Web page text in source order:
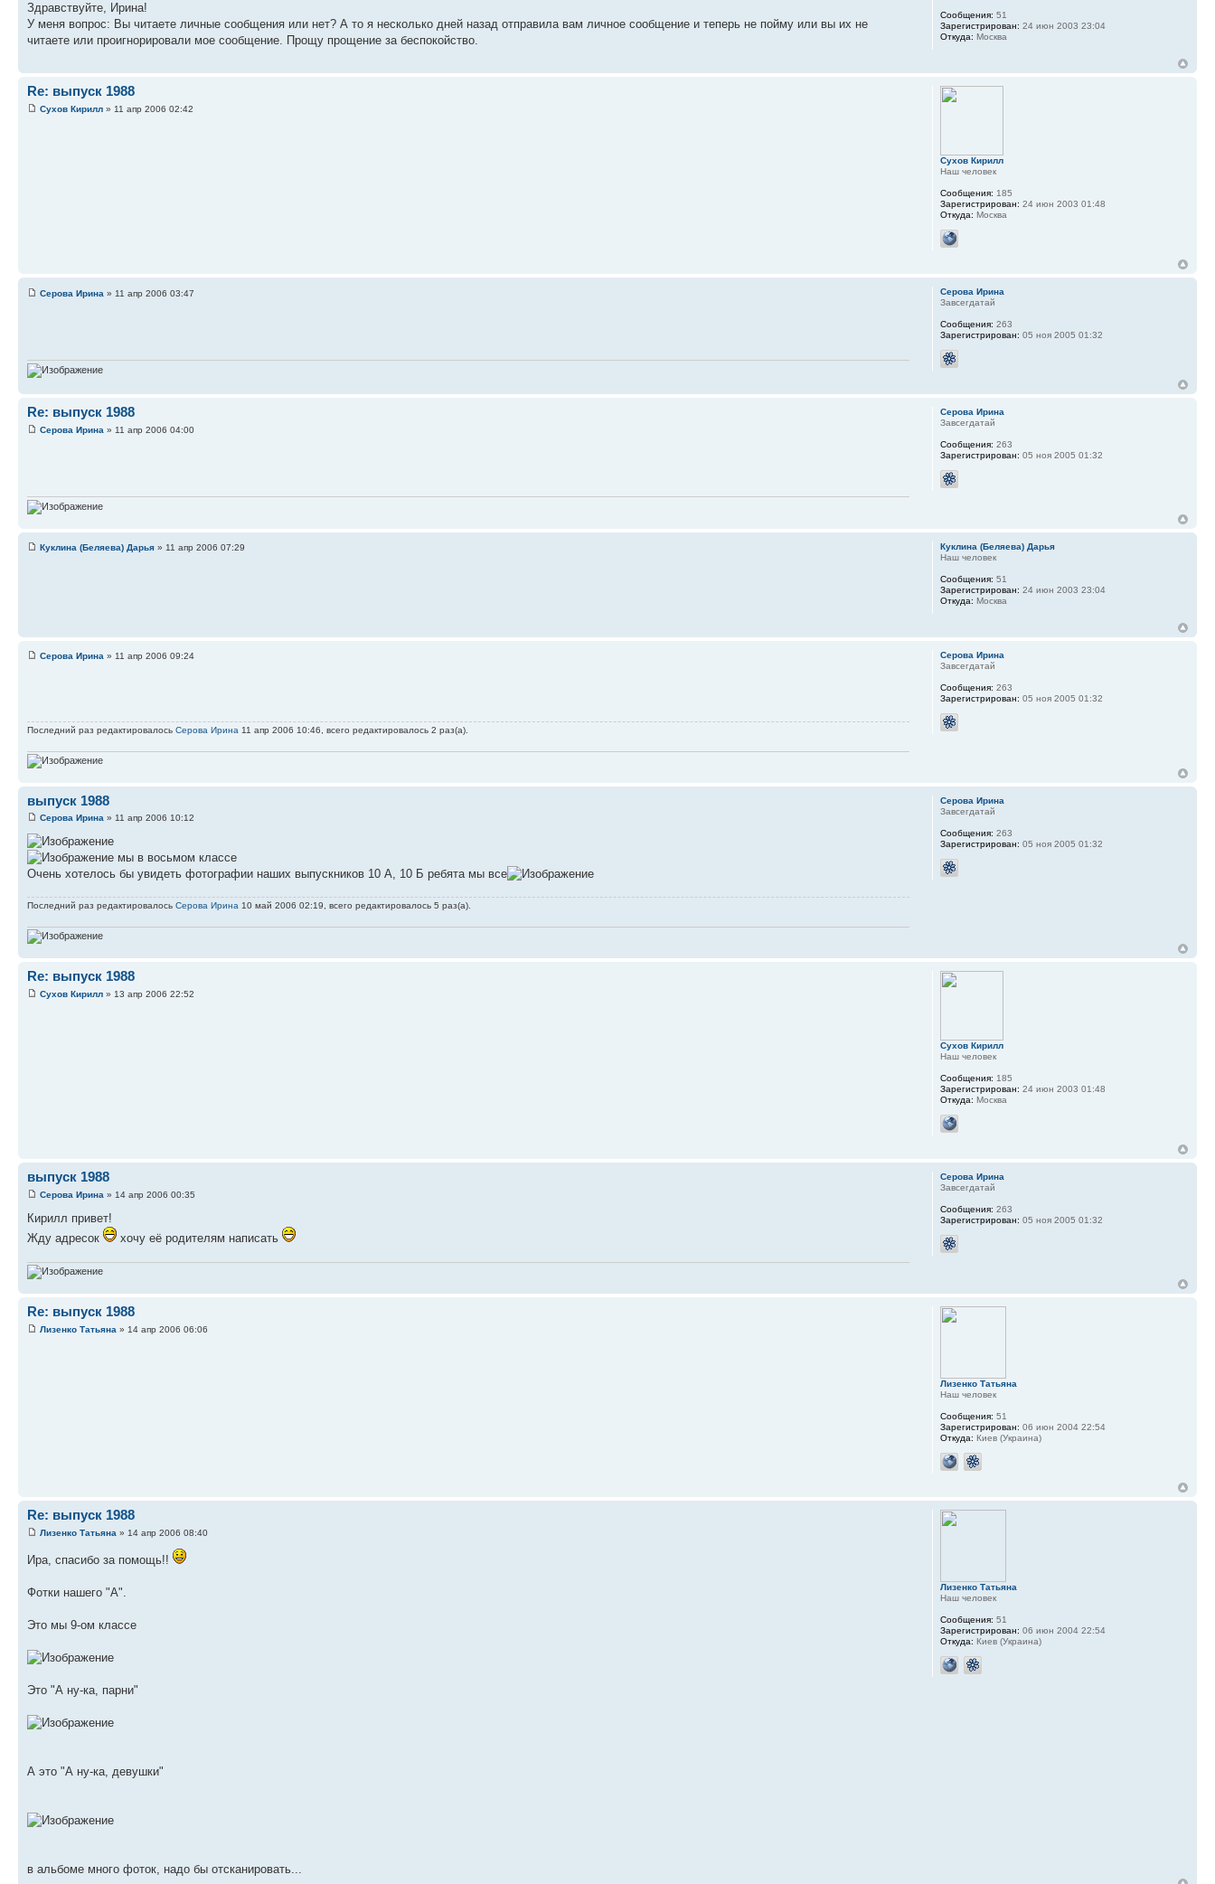
Здравствуйте, Ирина!
У меня вопрос: Вы читаете личные сообщения или нет? А то я несколько дней назад отправила вам личное сообщение и теперь не пойму или вы их не
читаете или проигнорировали мое сообщение. Прощу прощение за беспокойство.
Сообщения: 51
Зарегистрирован: 24 июн 2003 23:04
Откуда: Москва
Re: выпуск 1988
Сухов Кирилл » 11 апр 2006 02:42
Сухов Кирилл
Наш человек
Сообщения: 185
Зарегистрирован: 24 июн 2003 01:48
Откуда: Москва
Серова Ирина » 11 апр 2006 03:47
Серова Ирина
Завсегдатай
Сообщения: 263
Зарегистрирован: 05 ноя 2005 01:32
Re: выпуск 1988
Серова Ирина » 11 апр 2006 04:00
Серова Ирина
Завсегдатай
Сообщения: 263
Зарегистрирован: 05 ноя 2005 01:32
Куклина (Беляева) Дарья » 11 апр 2006 07:29
Куклина (Беляева) Дарья
Наш человек
Сообщения: 51
Зарегистрирован: 24 июн 2003 23:04
Откуда: Москва
Серова Ирина » 11 апр 2006 09:24
Последний раз редактировалось Серова Ирина 11 апр 2006 10:46, всего редактировалось 2 раз(а).
Серова Ирина
Завсегдатай
Сообщения: 263
Зарегистрирован: 05 ноя 2005 01:32
выпуск 1988
Серова Ирина » 11 апр 2006 10:12
мы в восьмом классе
Очень хотелось бы увидеть фотографии наших выпускников 10 А, 10 Б ребята мы все
Последний раз редактировалось Серова Ирина 10 май 2006 02:19, всего редактировалось 5 раз(а).
Серова Ирина
Завсегдатай
Сообщения: 263
Зарегистрирован: 05 ноя 2005 01:32
Re: выпуск 1988
Сухов Кирилл » 13 апр 2006 22:52
Сухов Кирилл
Наш человек
Сообщения: 185
Зарегистрирован: 24 июн 2003 01:48
Откуда: Москва
выпуск 1988
Серова Ирина » 14 апр 2006 00:35
Кирилл привет!
Жду адресок
хочу её родителям написать
Серова Ирина
Завсегдатай
Сообщения: 263
Зарегистрирован: 05 ноя 2005 01:32
Re: выпуск 1988
Лизенко Татьяна » 14 апр 2006 06:06
Лизенко Татьяна
Наш человек
Сообщения: 51
Зарегистрирован: 06 июн 2004 22:54
Откуда: Киев (Украина)
Re: выпуск 1988
Лизенко Татьяна » 14 апр 2006 08:40
Ира, спасибо за помощь!!
Фотки нашего "А".
Это мы 9-ом классе
Это "А ну-ка, парни"
А это "А ну-ка, девушки"
в альбоме много фоток, надо бы отсканировать...
Лизенко Татьяна
Наш человек
Сообщения: 51
Зарегистрирован: 06 июн 2004 22:54
Откуда: Киев (Украина)